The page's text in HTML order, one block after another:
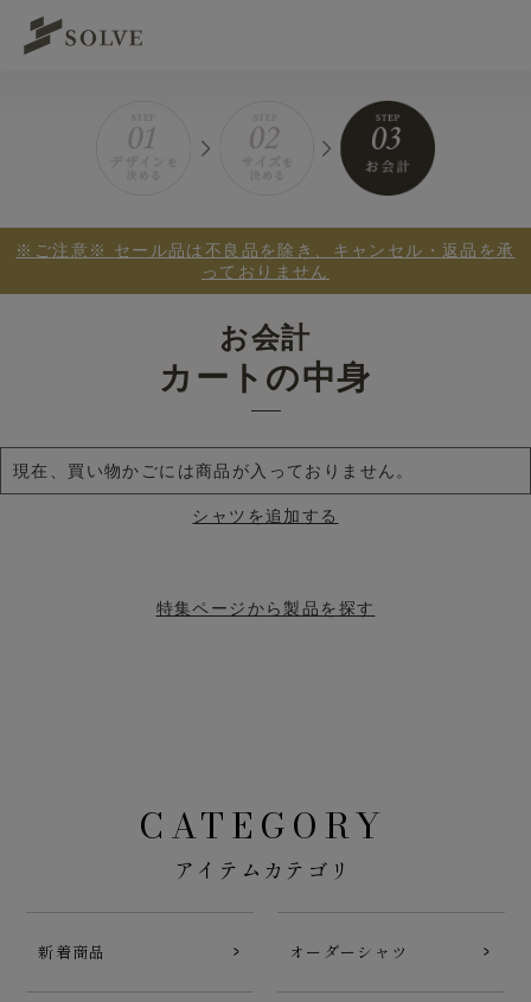
※ご注意※ セール品は不良品を除き、キャンセル・返品を承
っておりません
お会計
カートの中身
現在、買い物かごには商品が入っておりません。
シャツを追加する
特集ページから製品を探す
CATEGORY
アイテムカテゴリ
新着商品 オーダーシャツ